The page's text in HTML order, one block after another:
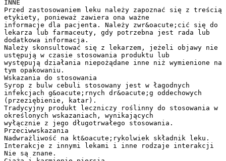
INNE
Przed zastosowaniem leku należy zapoznać się z treścią
etykiety, ponieważ zawiera ona ważne
informacje dla pacjenta. Należy zwr&oacute;cić się do
lekarza lub farmaceuty, gdy potrzebna jest rada lub
dodatkowa informacja.
Należy skonsultować się z lekarzem, jeżeli objawy nie
ustępują w czasie stosowania produktu lub
występują działania niepożądane inne niż wymienione na
tym opakowaniu.
Wskazania do stosowania
Syrop z bulw cebuli stosowany jest w łagodnych
infekcjach g&oacute;rnych dr&oacute;g oddechowych
(przeziębienie, katar).
Tradycyjny produkt leczniczy roślinny do stosowania w
określonych wskazaniach, wynikających
wyłącznie z jego długotrwałego stosowania.
Przeciwwskazania
Nadwrażliwość na kt&oacute;rykolwiek składnik leku.
Interakcje z innymi lekami i inne rodzaje interakcji
Nie są znane.